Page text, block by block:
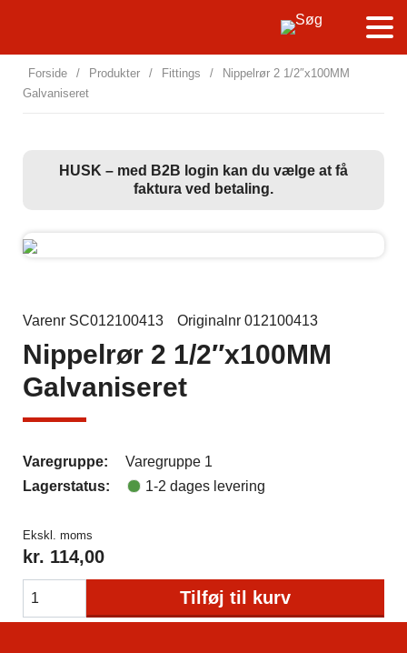
Forside / Produkter / Fittings /
Nippelrør 2 1/2″x100MM
Galvaniseret
HUSK – med B2B login kan du vælge at få
faktura ved betaling.
Varenr SC012100413 Originalnr 012100413
Nippelrør 2 1/2″x100MM
Galvaniseret
Varegruppe:
Varegruppe 1
Lagerstatus:
1-2 dages levering
Ekskl. moms
kr. 114,00
Tilføj til kurv